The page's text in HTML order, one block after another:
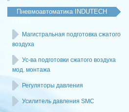
Пневмоавтоматика INDUTECH
Магистральная подготовка сжатого
воздуха
Ус-ва подготовки сжатого воздуха
мод. монтажа
Регуляторы давления
Усилитель давления SMC